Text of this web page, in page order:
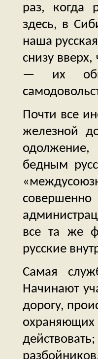
раз, когда
здесь, в
наша
снизу
— их
Почти все
железной
бедным
все та же
русские
Самая
Начинают
дорогу,